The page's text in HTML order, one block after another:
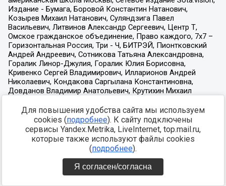
Для повышения удобства сайта мы используем
cookies (подробнее). К сайту подключены
сервисы Yandex.Metrika, LiveInternet, top.mail.ru,
которые также используют файлы cookies
(подробнее).
Я согласен/согласна